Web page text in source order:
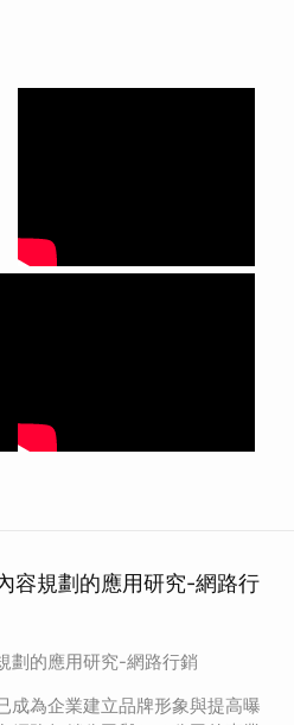
容規劃的應用研究-網路行
劃的應用研究-網路行銷
成為企業建立品牌形象與提高曝